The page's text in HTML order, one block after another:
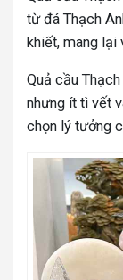
từ đá Thạch
khiết, mang lại
Quả cầu
nhưng ít tì vết
chọn lý tưởng